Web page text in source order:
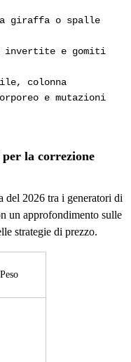
giraffa o spalle
e gomiti
colonna
e mutazioni
la correzione
del 2026 tra i generatori di
un approfondimento sulle
strategie di prezzo.
Peso